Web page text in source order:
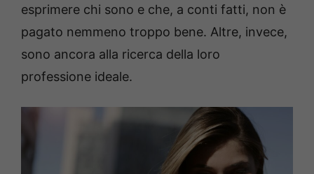
esprimere chi sono e che, a conti fatti, non è
pagato nemmeno troppo bene. Altre, invece,
sono ancora alla ricerca della loro
professione ideale.